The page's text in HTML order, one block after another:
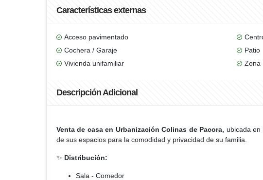
Características externas
Acceso pavimentado
Cochera / Garaje
Patio
Vivienda unifamiliar
Zona
Descripción Adicional
Venta de casa en Urbanización Colinas de Pacora, ubicada
de sus espacios para la comodidad y privacidad de su familia.
✨ Distribución:
Sala - Comedor